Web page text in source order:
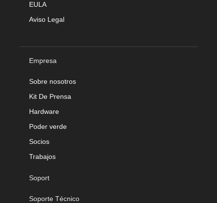
EULA
Aviso Legal
Empresa
Sobre nosotros
Kit De Prensa
Hardware
Poder verde
Socios
Trabajos
Soport
Soporte Técnico